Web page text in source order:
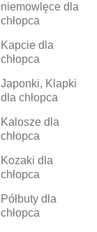
niemowlęce dla
chłopca
Kapcie dla
chłopca
Japonki, Klapki
dla chłopca
Kalosze dla
chłopca
Kozaki dla
chłopca
Półbuty dla
chłopca